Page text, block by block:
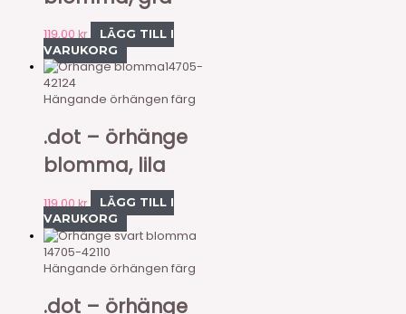
119,00 kr
LÄGG TILL I
VARUKORG
14705-
42124
Hängande örhängen färg
.dot – örhänge
blomma, lila
119,00kr
LÄGG TILL I
VARUKORG
14705-42110
Hängande örhängen färg
.dot – örhänge